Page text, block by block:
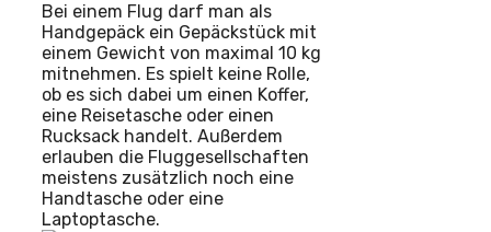
Bei einem Flug darf man als
Handgepäck ein Gepäckstück mit
einem Gewicht von maximal 10 kg
mitnehmen. Es spielt keine Rolle,
ob es sich dabei um einen Koffer,
eine Reisetasche oder einen
Rucksack handelt. Außerdem
erlauben die Fluggesellschaften
meistens zusätzlich noch eine
Handtasche oder eine
Laptoptasche.